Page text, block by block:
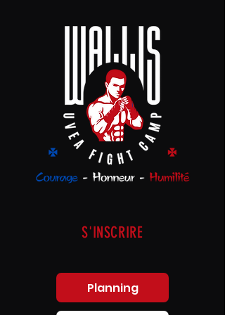
S'INSCRIRE
Planning